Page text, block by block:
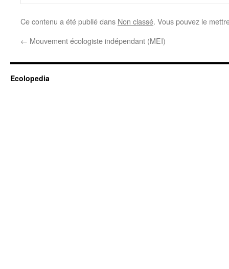
Ce contenu a été publié dans Non classé. Vous pouvez le
← Mouvement écologiste indépendant (MEI)
Ecolopedia